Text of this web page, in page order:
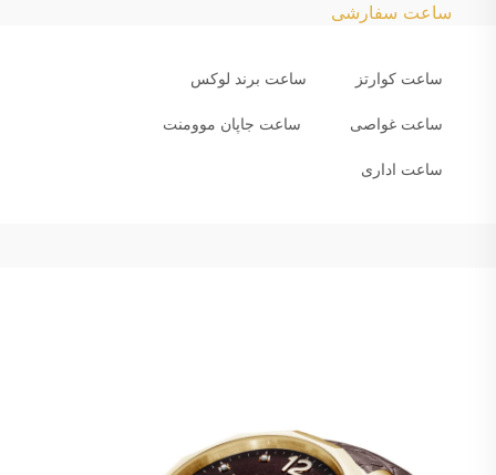
ساعت سفارشی
ساعت کوارتز ساعت برند لوکس
ساعت غواصی ساعت جاپان موومنت
ساعت اداری